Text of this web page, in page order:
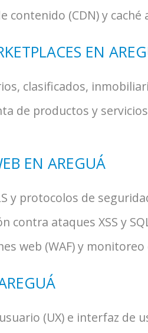
(CDN) y caché
EN
clasificados,
de productos y
EN AREGUÁ
y protocolos de
contra ataques XSS y
web (WAF) y
(UX) e interfaz de